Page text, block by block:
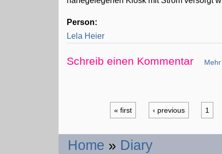
Person:
Lela Heier
Schreib einen Kommentar Mehr
« first ‹ previous 1
Home » Diary